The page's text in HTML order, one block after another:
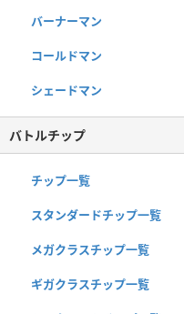
バーナーマン
コールドマン
シェードマン
バトルチップ
チップ一覧
スタンダードチップ一覧
メガクラスチップ一覧
ギガクラスチップ一覧